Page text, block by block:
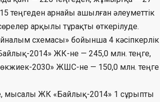
теңгеден арнайы ашылған әлеуметтік
арқылы тұрақты өткерілуде.
схемасы» бойынша 4 кәсіпкерлік
2014» ЖК-не — 245,0 млн. теңге,
2030» ЖШС-не — 150,0 млн. теңге
мысалы ЖК «Байлық-2014» 1 сұрыпты